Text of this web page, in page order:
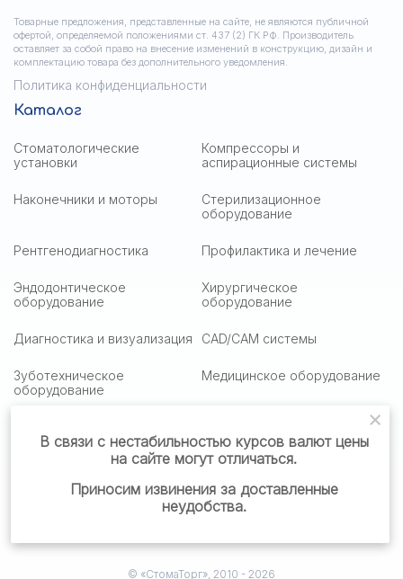
Товарные предложения, представленные на сайте, не являются публичной
офертой, определяемой положениями ст. 437 (2) ГК РФ. Производитель
оставляет за собой право на внесение изменений в конструкцию, дизайн и
комплектацию товара без дополнительного уведомления.
Политика конфиденциальности
Каталог
Стоматологические
установки
Компрессоры и
аспирационные системы
Наконечники и моторы
Стерилизационное
оборудование
Рентгенодиагностика Профилактика и лечение
Эндодонтическое
оборудование
Хирургическое
оборудование
Диагностика и визуализация CAD/CAM системы
Зуботехническое
оборудование
Медицинское оборудование
Стоматологическая мебель
Стоматологические
© «СтомаТорг», 2010 - 2026
В связи с нестабильностью курсов валют цены
на сайте могут отличаться.
Приносим извинения за доставленные
неудобства.